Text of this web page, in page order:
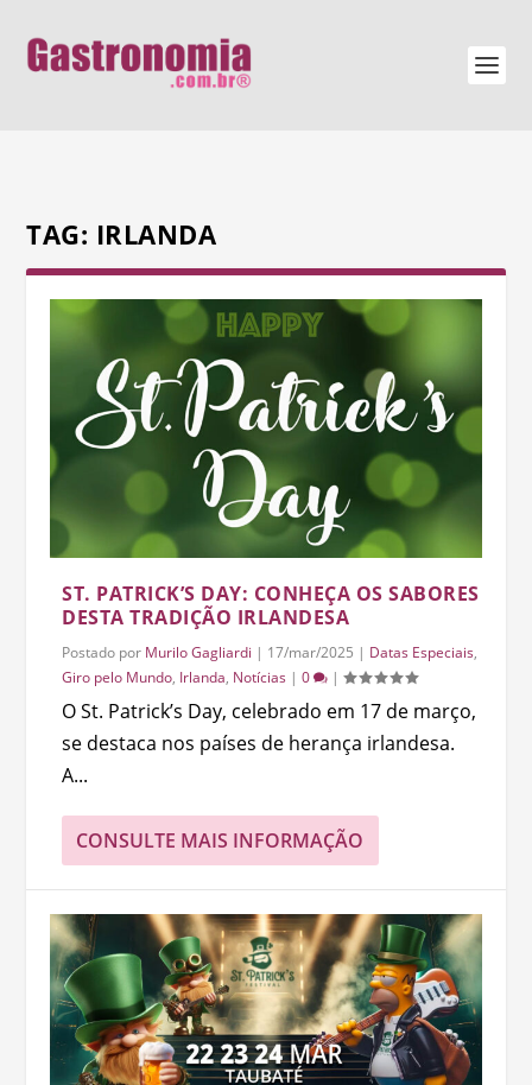
TAG: IRLANDA
ST. PATRICK’S DAY: CONHEÇA OS SABORES
DESTA TRADIÇÃO IRLANDESA
Postado por Murilo Gagliardi | 17/mar/2025 | Datas Especiais,
Giro pelo Mundo, Irlanda, Notícias |0 |
O St. Patrick’s Day, celebrado em 17 de março,
se destaca nos países de herança irlandesa.
A...
CONSULTE MAIS INFORMAÇÃO